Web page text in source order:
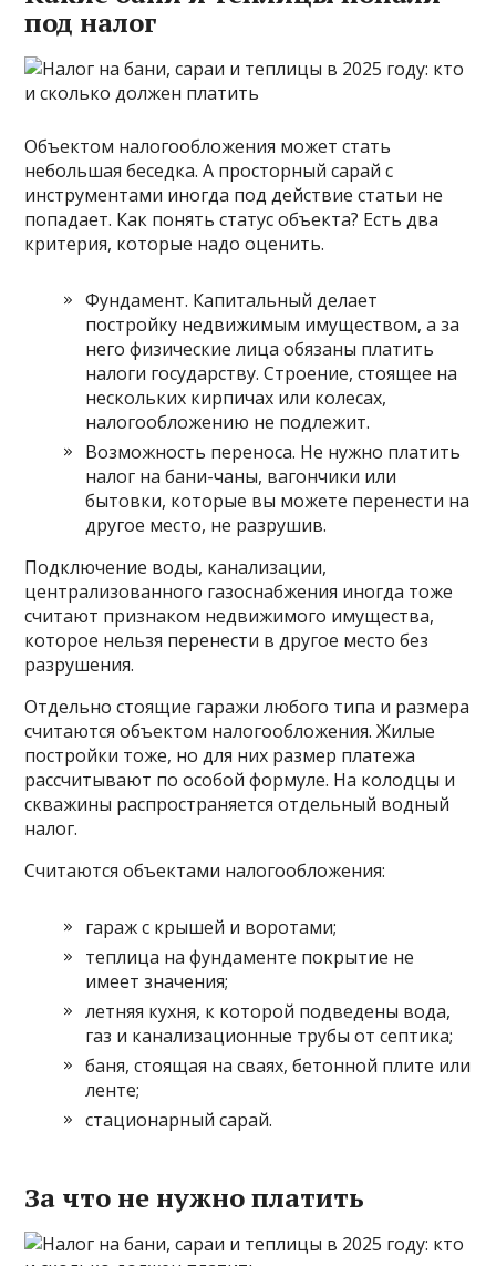
под налог
Объектом налогообложения может стать
небольшая беседка. А просторный сарай с
инструментами иногда под действие статьи не
попадает. Как понять статус объекта? Есть два
критерия, которые надо оценить.
Фундамент. Капитальный делает
постройку недвижимым имуществом, а за
него физические лица обязаны платить
налоги государству. Строение, стоящее на
нескольких кирпичах или колесах,
налогообложению не подлежит.
Возможность переноса. Не нужно платить
налог на бани-чаны, вагончики или
бытовки, которые вы можете перенести на
другое место, не разрушив.
Подключение воды, канализации,
централизованного газоснабжения иногда тоже
считают признаком недвижимого имущества,
которое нельзя перенести в другое место без
разрушения.
Отдельно стоящие гаражи любого типа и размера
считаются объектом налогообложения. Жилые
постройки тоже, но для них размер платежа
рассчитывают по особой формуле. На колодцы и
скважины распространяется отдельный водный
налог.
Считаются объектами налогообложения:
гараж с крышей и воротами;
теплица на фундаменте покрытие не
имеет значения;
летняя кухня, к которой подведены вода,
газ и канализационные трубы от септика;
баня, стоящая на сваях, бетонной плите или
ленте;
стационарный сарай.
За что не нужно платить